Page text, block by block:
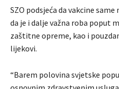
SZO podsjeća da vakcine
da je i dalje važna roba poput
zaštitne opreme, kao i
lijekovi.
“Barem polovina svjetske